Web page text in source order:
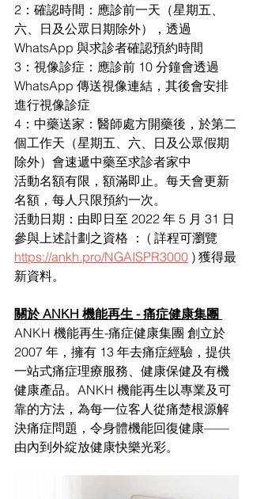
2：確認時間：應診前一天（星期五、
六、日及公眾日期除外），透過
WhatsApp 與求診者確認預約時間
3：視像診症：應診前 10 分鐘會透過
WhatsApp 傳送視像連結，其後會安排
進行視像診症
4：中藥送家：醫師處方開藥後，於第二
個工作天（星期五、六、日及公眾假期
除外）會速遞中藥至求診者家中
活動名額有限，額滿即止。每天會更新
名額，每人只限預約一次。
活動日期：由即日至 2022 年 5 月 31 日
參與上述計劃之資格 ： ( 詳程可瀏覽
https://ankh.pro/NGAISPR3000 ) 獲得最
新資料。
關於 ANKH 機能再生 - 痛症健康集團
ANKH 機能再生-痛症健康集團 創立於
2007 年，擁有 13 年去痛症經驗，提供
一站式痛症理療服務、健康保健及有機
健康產品。ANKH 機能再生以專業及可
靠的方法，為每一位客人從痛楚根源解
決痛症問題，令身體機能回復健康——
由內到外綻放健康快樂光彩。